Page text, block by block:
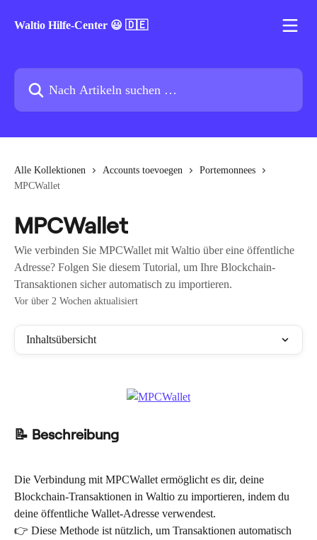
Waltio Hilfe-Center 😃 🇩🇪
Nach Artikeln suchen …
Alle Kollektionen Accounts toevoegen
Portemonnees
MPCWallet
MPCWallet
Wie verbinden Sie MPCWallet mit Waltio über eine öffentliche
Adresse? Folgen Sie diesem Tutorial, um Ihre Blockchain-
Transaktionen sicher automatisch zu importieren.
Vor über 2 Wochen aktualisiert
Inhaltsübersicht
📝 Beschreibung
Die Verbindung mit MPCWallet ermöglicht es dir, deine
Blockchain-Transaktionen in Waltio zu importieren, indem du
deine öffentliche Wallet-Adresse verwendest.
👉 Diese Methode ist nützlich, um Transaktionen automatisch